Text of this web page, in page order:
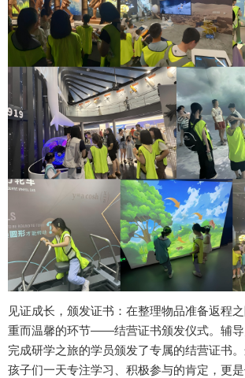
见证成长，颁发证书：在整理物品准备返程
重而温馨的环节——结营证书颁发仪式。辅导
完成研学之旅的学员颁发了专属的结营证书
孩子们一天专注学习、积极参与的肯定，更